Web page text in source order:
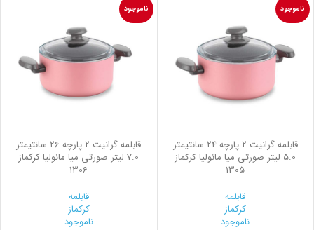
ناموجود
قابلمه گرانیت 2 پارچه 24 سانتیمتر
5.0 لیتر صورتی میا مانولیا کرکماز
1305
قابلمه
کرکماز
ناموجود
ناموجود
قابلمه گرانیت 2 پارچه 26 سانتیمتر
7.0 لیتر صورتی میا مانولیا کرکماز
1306
قابلمه
کرکماز
ناموجود